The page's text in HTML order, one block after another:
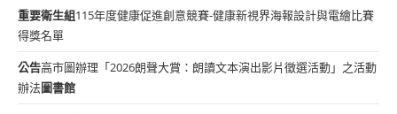
重要衛生組115年度健康促進創意競賽-健康新視界海報設計與電繪比賽
得獎名單
公告高市圖辦理「2026朗聲大賞：朗讀文本演出影片徵選活動」之活動
辦法圖書館